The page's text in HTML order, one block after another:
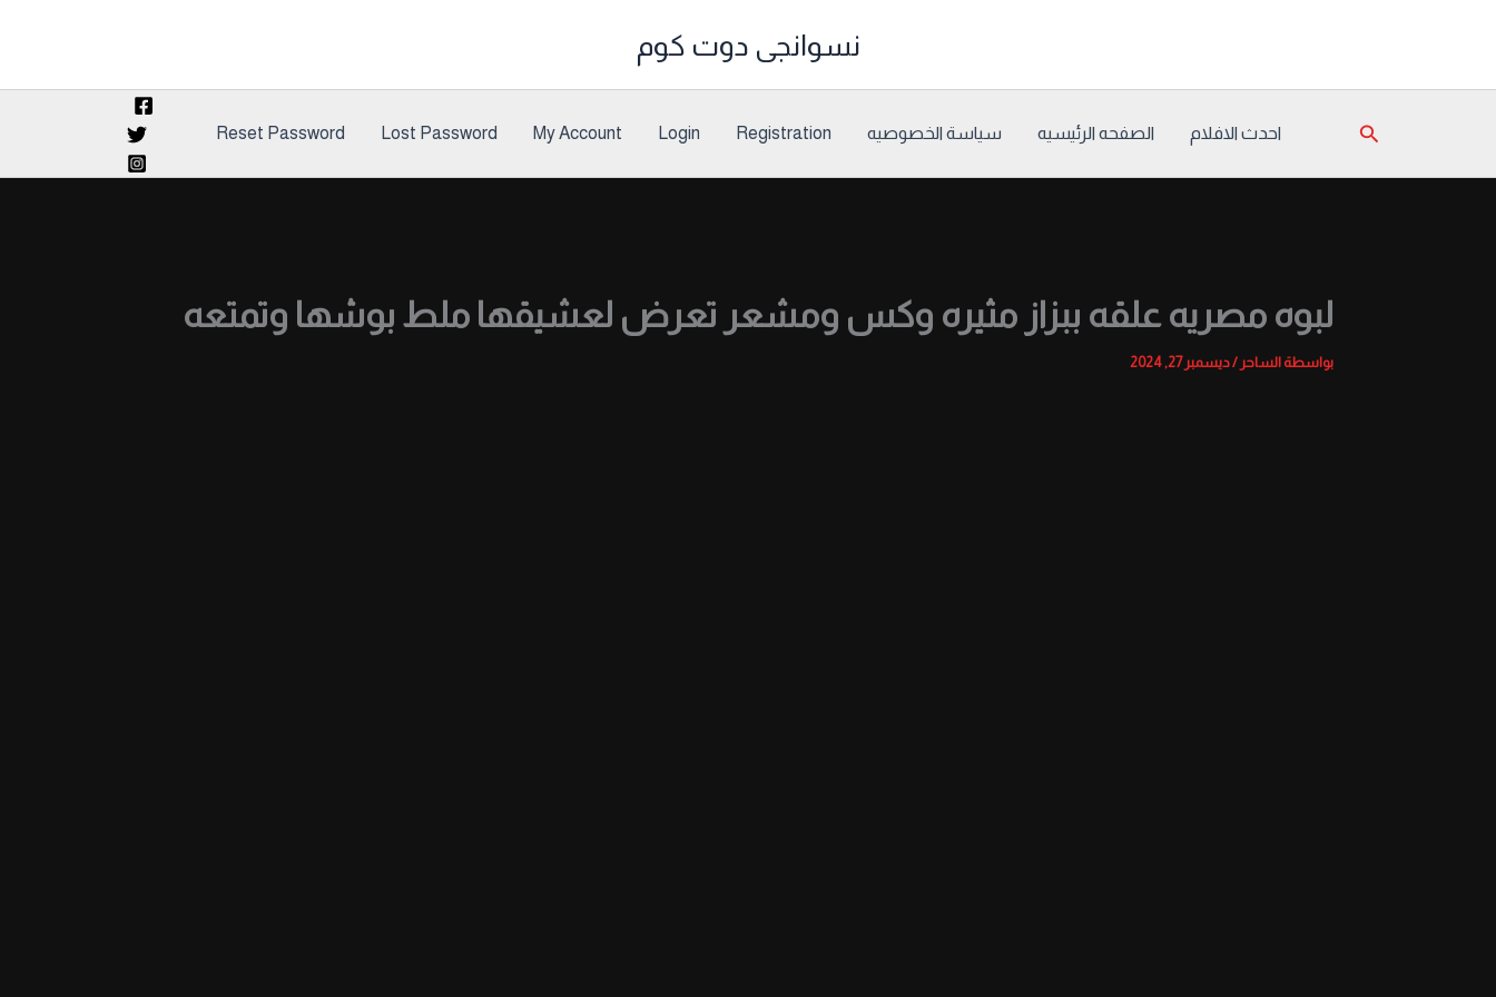
نسوانجى دوت كوم
البحث احدث الافلام الصفحه الرئيسيه سياسة الخصوصيه Registration
Login
My Account
Lost Password
Reset Password
لبوه مصريه علقه ببزاز مثيره وكس ومشعر تعرض لعشيقها ملط بوشها وتمتعه
بواسطة الساحر/ديسمبر 27, 2024